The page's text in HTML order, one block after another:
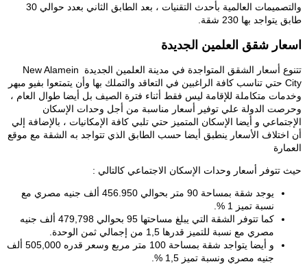
والتصميمات العالمية بأحدث التقنيات ، بعد الطابق الثاني بعدد حوالي 30
طابق يتواجد بها 230 شقة.
اسعار شقق العلمين الجديدة
تتنوع أسعار الشقق المتواجدة في مدينة العلمين الجديدة New Alamein
City حتي تناسب كافة الراغبين في التعاقد والتملك بها وأن يتمتعوا بفيو مبهر
وخدمات متكاملة للإقامة ليس فقط أثناء فترة الصيف بل أيضا طوال العام ،
وحرصت الدولة علي توفير أسعار مناسبة من أجل وحدات الإسكان
الإجتماعي و أيضا الإسكان المتميز حتي تلبي كافة الإمكانيات ، بالإضافة إلي
أن اختلاف الأسعار ينطبق أيضا حسب الطابق الذي تتواجد به الشقة مع موقع
العمارة
حيث تتوفر أسعار وحدات الإسكان الاجتماعي كالتالي :
يوجد شقة بمساحة 90 متر بحوالي 456.950 ألف جنيه مصري مع
نسبة تميز 1 %.
كما تتوفر الشقة التي يبلغ مساحتها 95 بحوالي 479,798 ألف جنيه
مصري مع نسبة للتميز قدرها 1,5 من إجمالي ثمن الوحدة.
و أيضا يتواجد شقة بمساحة 100 متر مربع وسعر قدره 505,000 ألف
جنيه مصري ونسبة تميز 1,5 %.